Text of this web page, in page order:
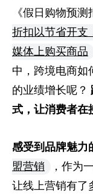
《假日购物预测
折扣以节省开支
媒体上购买商品
中，跨境电商如
的业绩增长呢？
式， 让消费者在
感受到品牌魅力
盟营销
，作为
让线上营销有了